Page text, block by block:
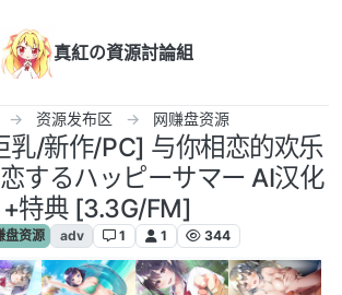
真紅の資源討論組
资源发布区 网赚盘资源
乳/新作/PC] 与你相恋的欢乐
するハッピーサマー AI汉化
+特典 [3.3G/FM]
盘资源 adv 1 1 344